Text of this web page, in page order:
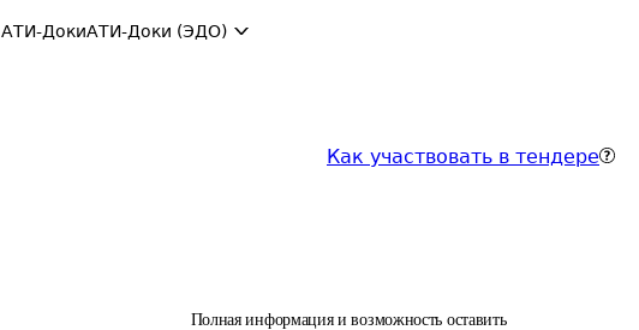
АТИ-ДокиАТИ-Доки (ЭДО)
Как участвовать в тендере
Полная информация и возможность оставить